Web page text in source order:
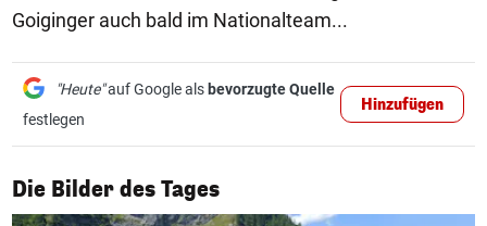
Goiginger auch bald im Nationalteam...
"Heute"auf Google als bevorzugte Quelle
festlegen
Hinzufügen
Die Bilder des Tages
1/50